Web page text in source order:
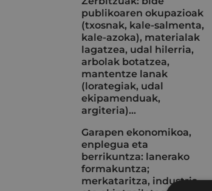
publikoaren okupazioak
(txosnak, kale-salmenta,
kale-azoka), materialak
lagatzea, udal hilerria,
arbolak botatzea,
mantentze lanak
(lorategiak, udal
ekipamenduak,
argiteria)...
Garapen ekonomikoa,
enplegua eta
berrikuntza: lanerako
formakuntza;
merkataritza, industria